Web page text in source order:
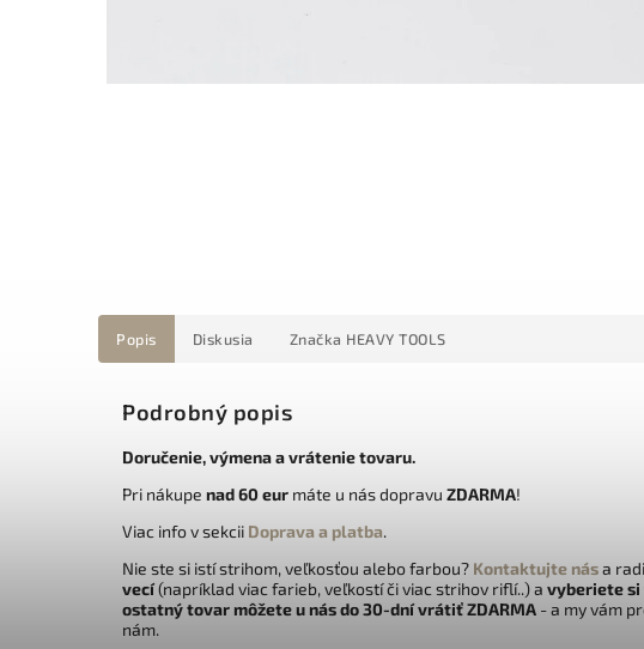
Popis Diskusia Značka HEAVY TOOLS
Podrobný popis
Doručenie, výmena a vrátenie tovaru.
Pri nákupe nad 60 eur máte u nás dopravu ZDARMA!
Viac info v sekcii Doprava a platba.
Nie ste si istí strihom, veľkosťou alebo farbou? Kontaktujte nása
vecí(napríklad viac farieb, veľkostí či viac strihov riflí..) a vyberiete si
ostatný tovar môžete u nás do 30-dní vrátiťZDARMA - a my vám
nám.